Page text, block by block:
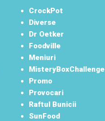
CrockPot
Diverse
Dr Oetker
Foodville
Meniuri
MisteryBoxChallenge
Promo
Provocari
Raftul Bunicii
SunFood